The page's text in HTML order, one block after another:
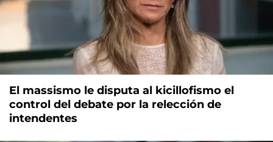
El massismo le disputa al kicillofismo el
control del debate por la relección de
intendentes